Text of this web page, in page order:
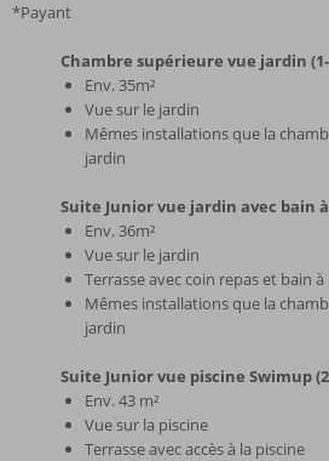
*Payant
Chambre supérieure vue jardin
Env. 35m²
Vue sur le jardin
Mêmes installations que la
jardin
Suite Junior vue jardin avec bain
Env. 36m²
Vue sur le jardin
Terrasse avec coin repas et bain
Mêmes installations que la
jardin
Suite Junior vue piscine Swimup
Env. 43 m²
Vue sur la piscine
Terrasse avec accès à la piscine